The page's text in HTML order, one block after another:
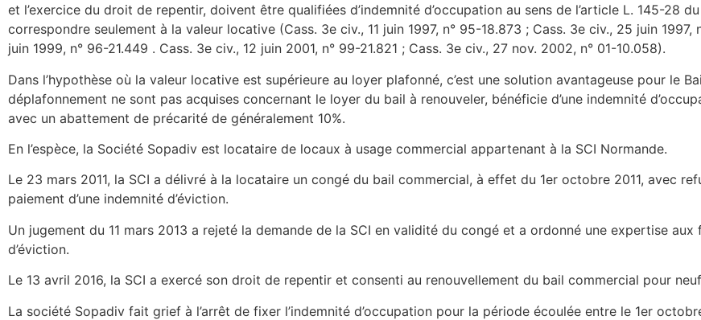
et l’exercice du droit de repentir, doivent être qualifiées d’indemnité d’occupation au sens de l’article L. 145-28
correspondre seulement à la valeur locative (Cass. 3e civ., 11 juin 1997, n° 95-18.873 ; Cass. 3e civ., 25 juin 1997,
juin 1999, n° 96-21.449 . Cass. 3e civ., 12 juin 2001, n° 99-21.821 ; Cass. 3e civ., 27 nov. 2002, n° 01-10.058).
Dans l’hypothèse où la valeur locative est supérieure au loyer plafonné, c’est une solution avantageuse pour le
déplafonnement ne sont pas acquises concernant le loyer du bail à renouveler, bénéficie d’une indemnité
avec un abattement de précarité de généralement 10%.
En l’espèce, la Société Sopadiv est locataire de locaux à usage commercial appartenant à la SCI Normande.
Le 23 mars 2011, la SCI a délivré à la locataire un congé du bail commercial, à effet du 1er octobre 2011, avec
paiement d’une indemnité d’éviction.
Un jugement du 11 mars 2013 a rejeté la demande de la SCI en validité du congé et a ordonné une expertise aux
d’éviction.
Le 13 avril 2016, la SCI a exercé son droit de repentir et consenti au renouvellement du bail commercial pour
La société Sopadiv fait grief à l’arrêt de fixer l’indemnité d’occupation pour la période écoulée entre le 1er